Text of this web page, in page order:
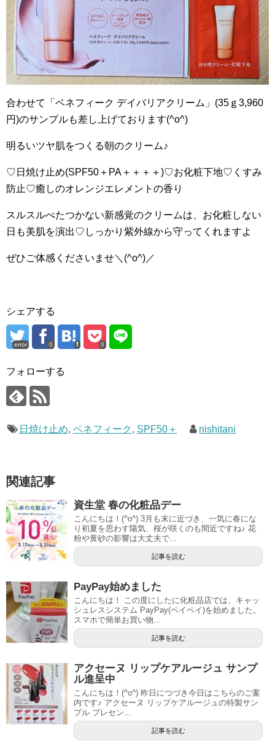
合わせて「ベネフィーク デイバリアクリーム」(35ｇ3,960
円)のサンプルも差し上げております(^o^)
明るいツヤ肌をつくる朝のクリーム♪
♡日焼け止め(SPF50＋PA＋＋＋＋)♡お化粧下地♡くすみ
防止♡癒しのオレンジエレメントの香り
スルスルべたつかない新感覚のクリームは、お化粧しない
日も美肌を演出♡しっかり紫外線から守ってくれますよ
ぜひご体感くださいませ＼(^o^)／
シェアする
error 0 0
フォローする
日焼け止め, ベネフィーク , SPF50＋ nishitani
関連記事
資生堂 春の化粧品デー
こんにちは！(^o^) 3月も末に近づき、一気に春にな
り初夏を思わす陽気、桜が咲くのも間近ですね♪ 花
粉や黄砂の影響は大丈夫で...
記事を読む
PayPay始めました
こんにちは！ この度にしたに化粧品店では、キャッ
シュレスシステム PayPay(ペイペイ)を始めました。
スマホで簡単お買い物...
記事を読む
アクセーヌ リップケアルージュ サンプ
ル進呈中
こんにちは！(^o^) 昨日につづき今日はこちらのご案
内です♪ アクセーヌ リップケアルージュの特製サン
プル プレセン...
記事を読む